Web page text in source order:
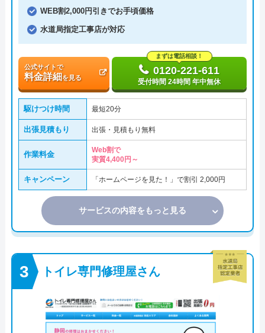
WEB割2,000円引きでお手頃価格
水道局指定工事店が対応
公式サイトで
料金詳細 を見る
まずは電話相談！
0120-221-611
受付時間 24時間 年中無休
駆けつけ時間 最短20分
出張見積もり 出張・見積もり無料
作業料金
Web割で
実質4,400円～
キャンペーン 「ホームページを見た！」で割引 2,000円
サービスの内容をもっと見る
トイレ専門修理屋さん